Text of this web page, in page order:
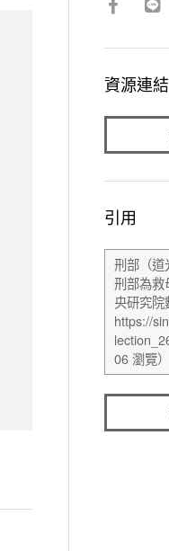
資源連結
引用